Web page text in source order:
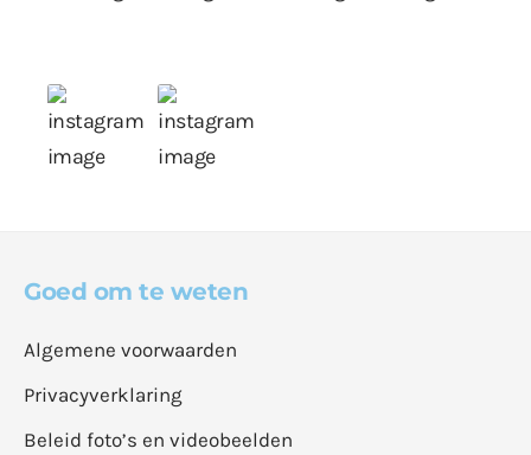
Goed om te weten
Algemene voorwaarden
Privacyverklaring
Beleid foto’s en videobeelden